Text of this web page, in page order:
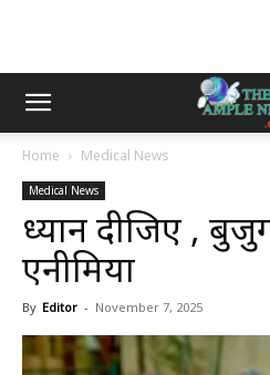
Home Medical News
Medical News
ध्यान दीजिए ,
एनीमिया
By Editor - November 7, 2025